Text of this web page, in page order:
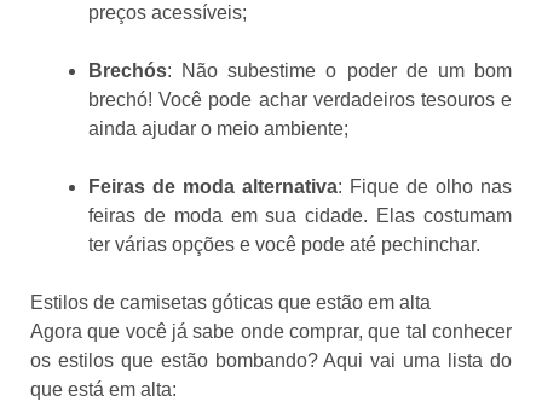
preços acessíveis;
Brechós: Não subestime o poder de um bom
brechó! Você pode achar verdadeiros tesouros e
ainda ajudar o meio ambiente;
Feiras de moda alternativa: Fique de olho nas
feiras de moda em sua cidade. Elas costumam
ter várias opções e você pode até pechinchar.
Estilos de camisetas góticas que estão em alta
Agora que você já sabe onde comprar, que tal conhecer
os estilos que estão bombando? Aqui vai uma lista do
que está em alta: